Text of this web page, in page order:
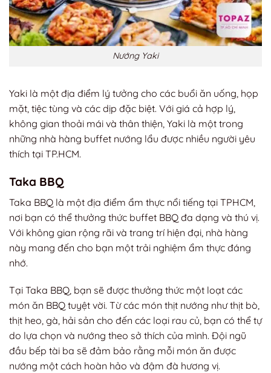
Nướng Yaki
Yaki là một địa điểm lý tưởng cho các buổi ăn uống, họp
mặt, tiệc tùng và các dịp đặc biệt. Với giá cả hợp lý,
không gian thoải mái và thân thiện, Yaki là một trong
những nhà hàng buffet nướng lẩu được nhiều người yêu
thích tại TP.HCM.
Taka BBQ
Taka BBQ là một địa điểm ẩm thực nổi tiếng tại TPHCM,
nơi bạn có thể thưởng thức buffet BBQ đa dạng và thú vị.
Với không gian rộng rãi và trang trí hiện đại, nhà hàng
này mang đến cho bạn một trải nghiệm ẩm thực đáng
nhớ.
Tại Taka BBQ, bạn sẽ được thưởng thức một loạt các
món ăn BBQ tuyệt vời. Từ các món thịt nướng như thịt bò,
thịt heo, gà, hải sản cho đến các loại rau củ, bạn có thể tự
do lựa chọn và nướng theo sở thích của mình. Đội ngũ
đầu bếp tài ba sẽ đảm bảo rằng mỗi món ăn được
nướng một cách hoàn hảo và đậm đà hương vị.